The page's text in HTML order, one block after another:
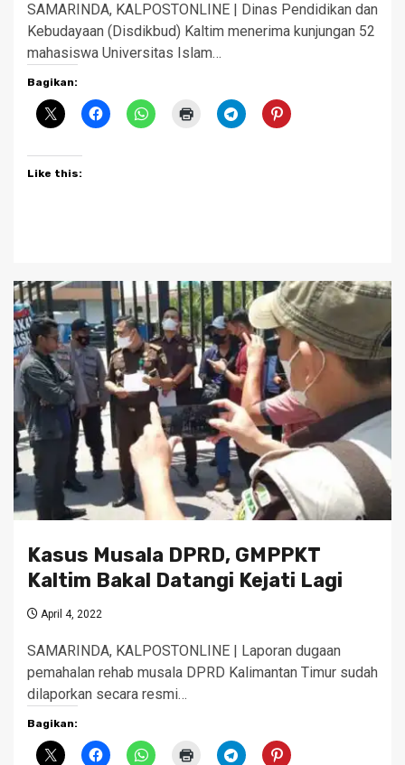
SAMARINDA, KALPOSTONLINE | Dinas Pendidikan dan
Kebudayaan (Disdikbud) Kaltim menerima kunjungan 52
mahasiswa Universitas Islam…
Bagikan:
Like this:
Kasus Musala DPRD, GMPPKT
Kaltim Bakal Datangi Kejati Lagi
April 4, 2022
SAMARINDA, KALPOSTONLINE | Laporan dugaan
pemahalan rehab musala DPRD Kalimantan Timur sudah
dilaporkan secara resmi…
Bagikan: